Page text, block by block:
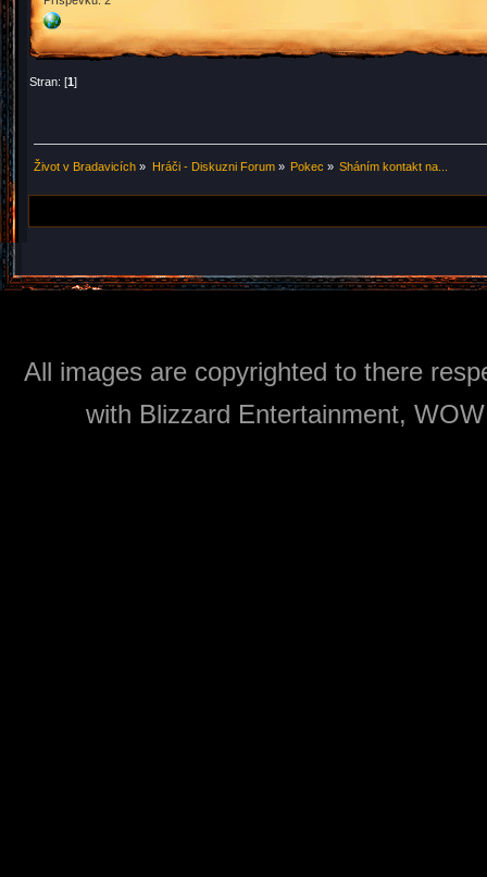
Stran: [1]
Život v Bradavicích » Hráči - Diskuzni Forum» Pokec » Sháním kontakt na...
All images are copyrighted to there
with Blizzard Entertainment,